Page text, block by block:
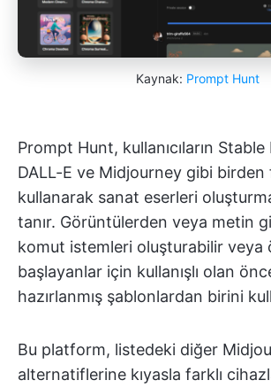
Kaynak: Prompt Hunt
Prompt Hunt, kullanıcıların
DALL-E ve Midjourney gibi birden
kullanarak sanat eserleri
tanır. Görüntülerden veya metin
komut istemleri oluşturabilir veya
başlayanlar için kullanışlı olan
hazırlanmış şablonlardan birini
Bu platform, listedeki diğer
alternatiflerine kıyasla farklı